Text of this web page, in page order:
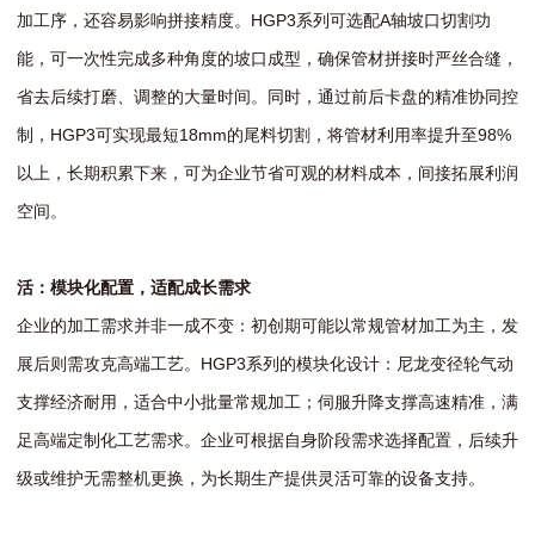
加工序，还容易影响拼接精度。HGP3系列可选配A轴坡口切割功
能，可一次性完成多种角度的坡口成型，确保管材拼接时严丝合缝，
省去后续打磨、调整的大量时间。同时，通过前后卡盘的精准协同控
制，HGP3可实现最短18mm的尾料切割，将管材利用率提升至98%
以上，长期积累下来，可为企业节省可观的材料成本，间接拓展利润
空间。
活：模块化配置，适配成长需求
企业的加工需求并非一成不变：初创期可能以常规管材加工为主，发
展后则需攻克高端工艺。HGP3系列的模块化设计：尼龙变径轮气动
支撑经济耐用，适合中小批量常规加工；伺服升降支撑高速精准，满
足高端定制化工艺需求。企业可根据自身阶段需求选择配置，后续升
级或维护无需整机更换，为长期生产提供灵活可靠的设备支持。